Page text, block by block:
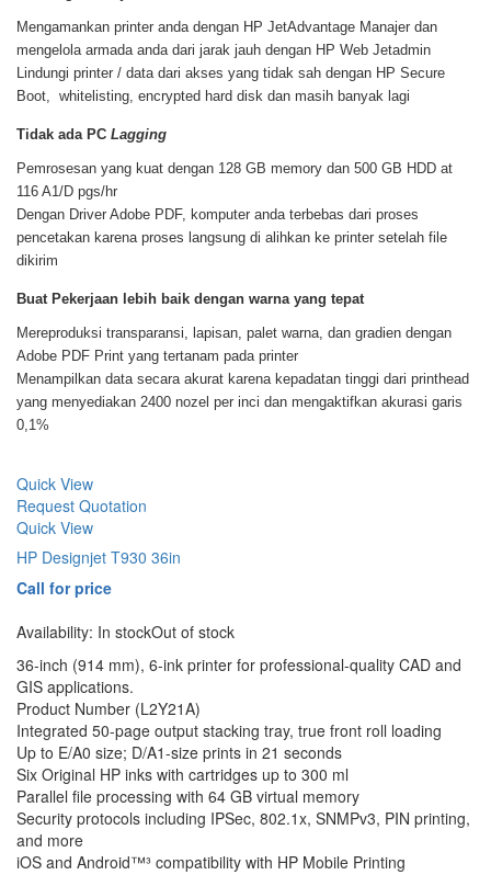
Mengamankan printer anda dengan HP JetAdvantage Manajer dan
mengelola armada anda dari jarak jauh dengan HP Web Jetadmin
Lindungi printer / data dari akses yang tidak sah dengan HP Secure
Boot, whitelisting, encrypted hard disk dan masih banyak lagi
Tidak ada PC Lagging
Pemrosesan yang kuat dengan 128 GB memory dan 500 GB HDD at
116 A1/D pgs/hr
Dengan Driver Adobe PDF, komputer anda terbebas dari proses
pencetakan karena proses langsung di alihkan ke printer setelah file
dikirim
Buat Pekerjaan lebih baik dengan warna yang tepat
Mereproduksi transparansi, lapisan, palet warna, dan gradien dengan
Adobe PDF Print yang tertanam pada printer
Menampilkan data secara akurat karena kepadatan tinggi dari printhead
yang menyediakan 2400 nozel per inci dan mengaktifkan akurasi garis
0,1%
Quick View
Request Quotation
Quick View
HP Designjet T930 36in
Call for price
Availability: In stockOut of stock
36-inch (914 mm), 6-ink printer for professional-quality CAD and
GIS applications.
Product Number (L2Y21A)
Integrated 50-page output stacking tray, true front roll loading
Up to E/A0 size; D/A1-size prints in 21 seconds
Six Original HP inks with cartridges up to 300 ml
Parallel file processing with 64 GB virtual memory
Security protocols including IPSec, 802.1x, SNMPv3, PIN printing,
and more
iOS and Android™³ compatibility with HP Mobile Printing